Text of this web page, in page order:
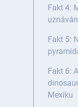
Fakt 4:
Fakt 5:
Fakt 6:
Mexiku